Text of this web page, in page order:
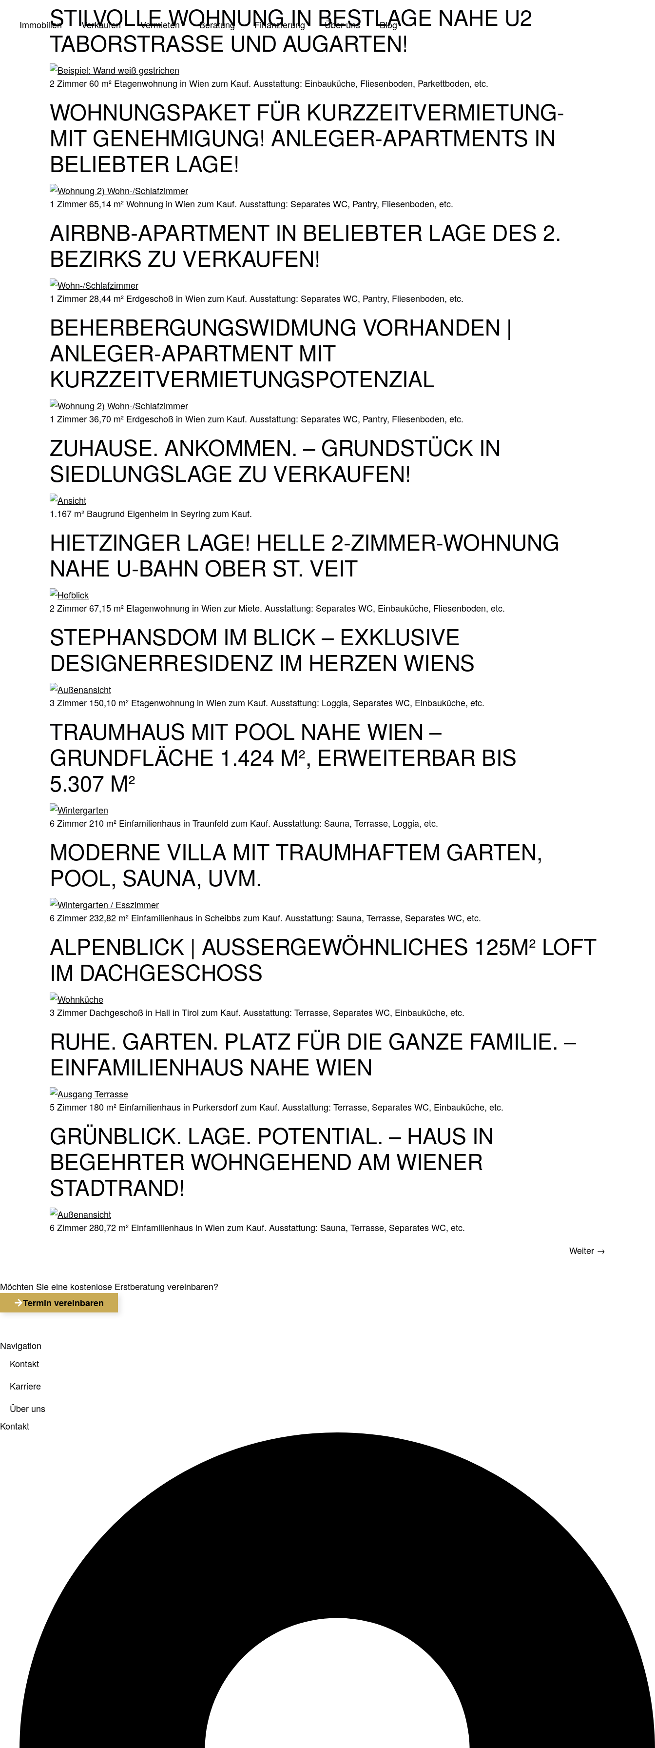
Immobilien Verkaufen Vermieten Beratung Finanzierung Über uns Blog
STILVOLLE WOHNUNG IN BESTLAGE NAHE U2
TABORSTRASSE UND AUGARTEN!
2 Zimmer 60 m² Etagenwohnung in Wien zum Kauf. Ausstattung: Einbauküche, Fliesenboden, Parkettboden, etc.
WOHNUNGSPAKET FÜR KURZZEITVERMIETUNG-
MIT GENEHMIGUNG! ANLEGER-​APARTMENTS IN
BELIEBTER LAGE!
1 Zimmer 65,14 m² Wohnung in Wien zum Kauf. Ausstattung: Separates WC, Pantry, Fliesenboden, etc.
AIRBNB-​APARTMENT IN BELIEBTER LAGE DES 2.
BEZIRKS ZU VERKAUFEN!
1 Zimmer 28,44 m² Erdgeschoß in Wien zum Kauf. Ausstattung: Separates WC, Pantry, Fliesenboden, etc.
BEHERBERGUNGSWIDMUNG VORHANDEN |
ANLEGER-​APARTMENT MIT
KURZZEITVERMIETUNGSPOTENZIAL
1 Zimmer 36,70 m² Erdgeschoß in Wien zum Kauf. Ausstattung: Separates WC, Pantry, Fliesenboden, etc.
ZUHAUSE. ANKOMMEN. – GRUNDSTÜCK IN
SIEDLUNGSLAGE ZU VERKAUFEN!
1.167 m² Baugrund Eigenheim in Seyring zum Kauf.
HIETZINGER LAGE! HELLE 2‑ZIMMER-​WOHNUNG
NAHE U‑BAHN OBER ST. VEIT
2 Zimmer 67,15 m² Etagenwohnung in Wien zur Miete. Ausstattung: Separates WC, Einbauküche, Fliesenboden, etc.
STEPHANSDOM IM BLICK – EXKLUSIVE
DESIGNERRESIDENZ IM HERZEN WIENS
3 Zimmer 150,10 m² Etagenwohnung in Wien zum Kauf. Ausstattung: Loggia, Separates WC, Einbauküche, etc.
TRAUMHAUS MIT POOL NAHE WIEN –
GRUNDFLÄCHE 1.424 M², ERWEITERBAR BIS
5.307 M²
6 Zimmer 210 m² Einfamilienhaus in Traunfeld zum Kauf. Ausstattung: Sauna, Terrasse, Loggia, etc.
MODERNE VILLA MIT TRAUMHAFTEM GARTEN,
POOL, SAUNA, UVM.
6 Zimmer 232,82 m² Einfamilienhaus in Scheibbs zum Kauf. Ausstattung: Sauna, Terrasse, Separates WC, etc.
ALPENBLICK | AUSSERGEWÖHNLICHES 125M² LOFT I
M DACHGESCHOSS
3 Zimmer Dachgeschoß in Hall in Tirol zum Kauf. Ausstattung: Terrasse, Separates WC, Einbauküche, etc.
RUHE. GARTEN. PLATZ FÜR DIE GANZE FAMILIE. –
EINFAMILIENHAUS NAHE WIEN
5 Zimmer 180 m² Einfamilienhaus in Purkersdorf zum Kauf. Ausstattung: Terrasse, Separates WC, Einbauküche, etc.
GRÜNBLICK. LAGE. POTENTIAL. – HAUS IN
BEGEHRTER WOHNGEHEND AM WIENER
STADTRAND!
6 Zimmer 280,72 m² Einfamilienhaus in Wien zum Kauf. Ausstattung: Sauna, Terrasse, Separates WC, etc.
Weiter →
Möchten Sie eine kostenlose Erstberatung vereinbaren?
Termin vereinbaren
Navigation
Kontakt
Karriere
Über uns
Kontakt